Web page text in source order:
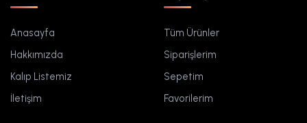
Anasayfa
Hakkımızda
Kalıp Listemiz
İletişim
Tüm Ürünler
Siparişlerim
Sepetim
Favorilerim